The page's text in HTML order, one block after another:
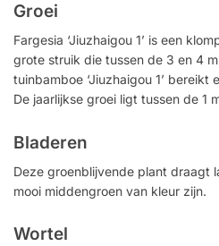
Groei
Fargesia ‘Jiuzhaigou 1’ is een
grote struik die tussen de 3 en 4
tuinbamboe ‘Jiuzhaigou 1’
De jaarlijkse groei ligt tussen de 1
Bladeren
Deze groenblijvende plant draagt
mooi middengroen van kleur zijn.
Wortel